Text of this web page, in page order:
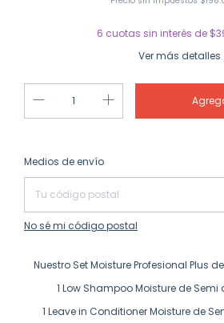
6 cuotas sin interés de
Ver más detalles
Entregas para el CP:
Medios de envío
No sé mi código postal
Nuestro Set Moisture Profesional Plus
1 Low Shampoo Moisture de Semi
1 Leave in Conditioner Moisture de